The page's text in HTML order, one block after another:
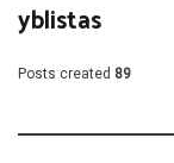
yblistas
Posts created 89